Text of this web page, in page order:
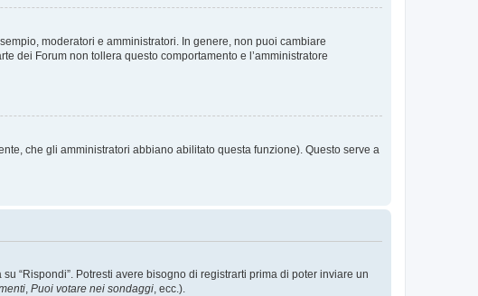
moderatori e amministratori. In genere, non puoi cambiare
dei Forum non tollera questo comportamento e l’amministratore
che gli amministratori abbiano abilitato questa funzione). Questo serve a
“Rispondi”. Potresti avere bisogno di registrarti prima di poter inviare un
Puoi votare nei sondaggi , ecc.).